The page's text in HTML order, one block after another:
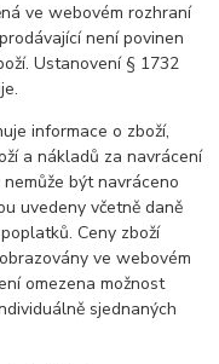
ve webovém rozhraní
není povinen
Ustanovení § 1732
informace o zboží,
a nákladů za navrácení
být navráceno
uvedeny včetně daně
Ceny zboží
ve webovém
omezena možnost
sjednaných